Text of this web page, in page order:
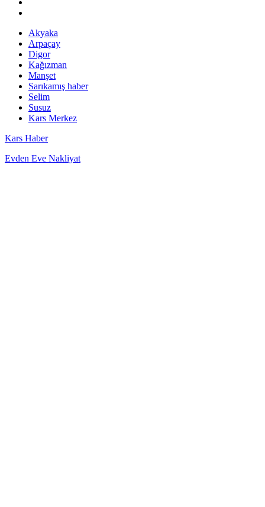
Akyaka
Arpaçay
Digor
Kağızman
Manşet
Sarıkamış haber
Selim
Susuz
Kars Merkez
Kars Haber
Evden Eve Nakliyat